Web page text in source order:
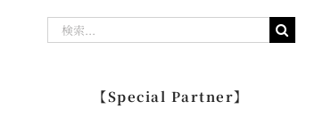
【Special Partner】